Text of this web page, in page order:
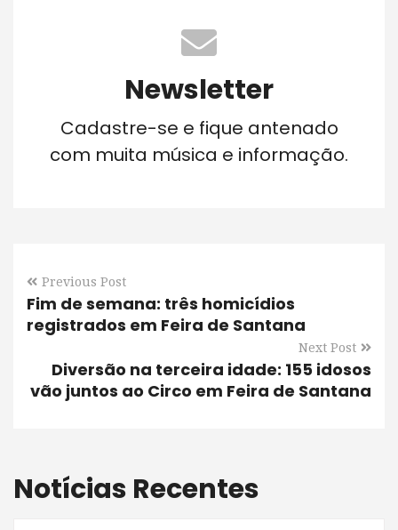
Newsletter
Cadastre-se e fique antenado
com muita música e informação.
Previous Post
Fim de semana: três homicídios
registrados em Feira de Santana
Next Post
Diversão na terceira idade: 155 idosos
vão juntos ao Circo em Feira de Santana
Notícias Recentes